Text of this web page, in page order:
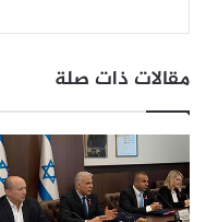
مقالات ذات صلة